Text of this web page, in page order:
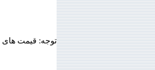
توجه: قیمت های